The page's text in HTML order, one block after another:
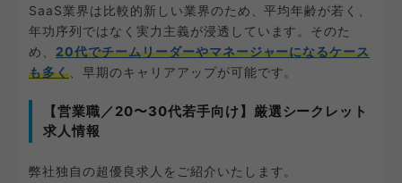
SaaS業界は比較的新しい業界のため、平均年齢が若く、
年功序列ではなく実力主義が浸透しています。そのた
め、20代でチームリーダーやマネージャーになるケース
も多く 、早期のキャリアアップが可能です。
【営業職／20〜30代若手向け】厳選シークレット
求人情報
弊社独自の超優良求人をご紹介いたします。